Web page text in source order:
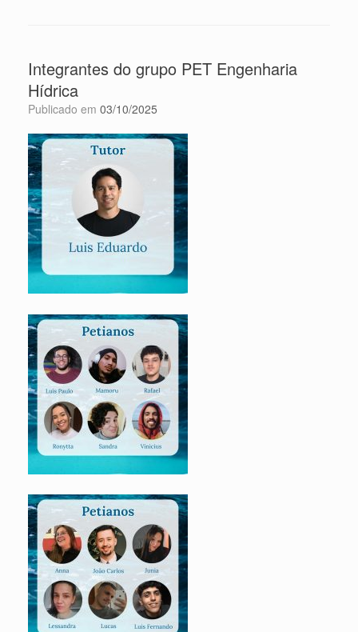
Integrantes do grupo PET Engenharia
Hídrica
Publicado em 03/10/2025